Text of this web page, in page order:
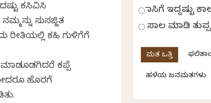
ಕಸಿವಿಸಿ
ಸುಸಜ್ಜಿತ
ರೀತಿಯಲ್ಲಿ ಕಹಿ ಗುಳಿಗೆಗೆ
ಮಾಡತೊಡಗಿದರೆ ಕಪ್ಪೆ
ಹೊರಗೆ
ಹಾಸಿಗೆ ಇದ್ದಷ್ಟು
ಸಾಲ ಮಾಡಿ ತುಪ್ಪ
ಹಳೆಯ ಜನಮತಗಳು